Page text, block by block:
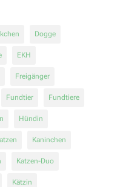
Dogge
EKH
Freigänger
Fundtier Fundtiere
Hündin
Kaninchen
Katzen-Duo
Kätzin